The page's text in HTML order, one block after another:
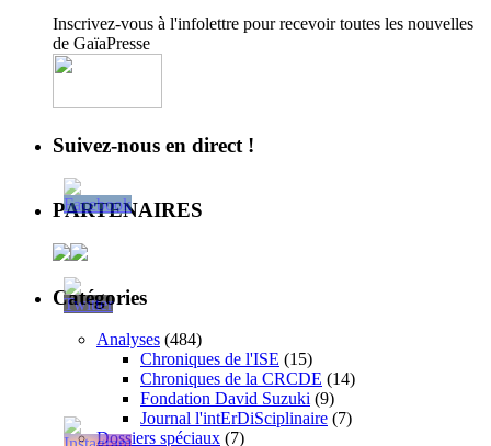
Inscrivez-vous à l'infolettre pour recevoir toutes les nouvelles
de GaïaPresse
Suivez-nous en direct !
PARTENAIRES
Catégories
Analyses (484)
Chroniques de l'ISE (15)
Chroniques de la CRCDE (14)
Fondation David Suzuki (9)
Journal l'intErDiSciplinaire (7)
Dossiers spéciaux (7)